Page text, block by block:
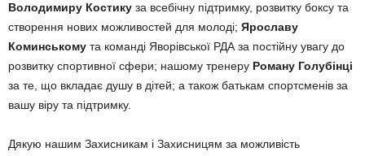
Володимиру Костику за всебічну підтримку, розвитку боксу та
створення нових можливостей для молоді; Ярославу
Коминському та команді Яворівської РДА за постійну увагу до
розвитку спортивної сфери; нашому тренеру Роману Голубінці
за те, що вкладає душу в дітей; а також батькам спортсменів за
вашу віру та підтримку.
Дякую нашим Захисникам і Захисницям за можливість